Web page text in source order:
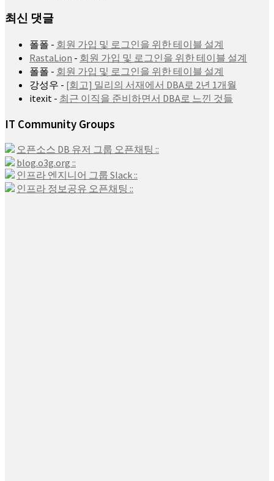
최신 댓글
폴폴 - 회원 가입 및 로그인을 위한 테이블 설계
RastaLion - 회원 가입 및 로그인을 위한 테이블 설계
폴폴 - 회원 가입 및 로그인을 위한 테이블 설계
강성우 - [회고] 밀리의 서재에서 DBA로 2년 1개월
itexit - 최근 이직을 준비하면서 DBA로 느낀 것들
IT Community Groups
오픈소스 DB 유저 그룹 오픈채팅 ::
blog.o3g.org ::
인프라 엔지니어 그룹 Slack ::
인프라 정보공유 오픈채팅 ::